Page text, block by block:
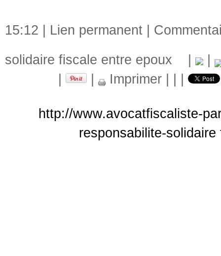
15:12 | Lien permanent
solidaire fiscale entre epoux
Imprimer
http://www.avocatfiscaliste-
responsabilite-